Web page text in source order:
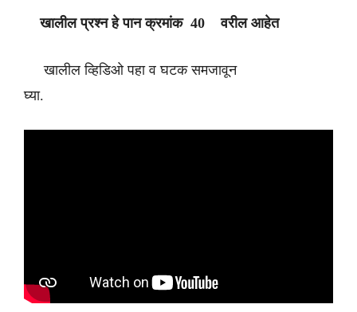
खालील प्रश्न हे पान क्रमांक 40 वरील आहेत
खालील व्हिडिओ पहा व घटक समजावून
घ्या.